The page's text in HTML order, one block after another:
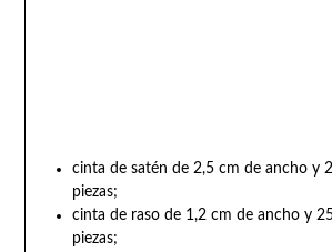
cinta de satén de 2,5 cm de ancho y
piezas;
cinta de raso de 1,2 cm de ancho y
piezas;